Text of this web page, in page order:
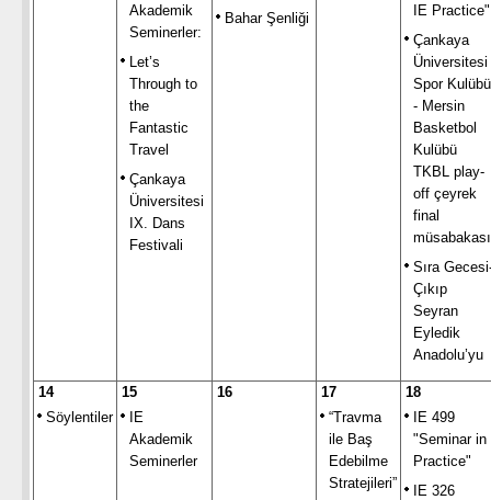
Akademik
Seminerler:
Let’s
Through to
the
Fantastic
Travel
Çankaya
Üniversitesi
IX. Dans
Festivali
Bahar Şenliği
IE Practice"
Çankaya
Üniversitesi
Spor Kulübü
- Mersin
Basketbol
Kulübü
TKBL play-
off çeyrek
final
müsabakası
Sıra
Çıkıp
Seyran
Eyledik
Anadolu’yu
14
Söylentiler
15
IE
Akademik
Seminerler
16
17
“Travma
ile Baş
Edebilme
Stratejileri”
18
IE 499
"Seminar in
Practice"
IE 326